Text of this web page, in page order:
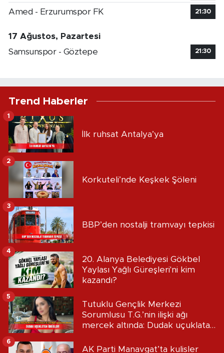
Amed - Erzurumspor FK 21:30
17 Ağustos, Pazartesi
Samsunspor - Göztepe
21:30
Trend Haberler
İlk ruhsat Antalya’ya
1
Korkuteli’nde Keşkek Şöleni
2
BBP’den nostalji tramvayı tepkisi
3
20. Alanya Belediyesi Gökbel
Yaylası Yağlı Güreşleri'ni kim
kazandı?
4
Tutuklu Gençlik Merkezi
Sorumlusu T.G.’nin ilişki ağı
mercek altında: Dudak uçuklatan
5
AK Parti Manavgat’ta kulisler
6